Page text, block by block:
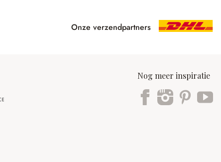
Onze verzendpartners
Nog meer inspiratie